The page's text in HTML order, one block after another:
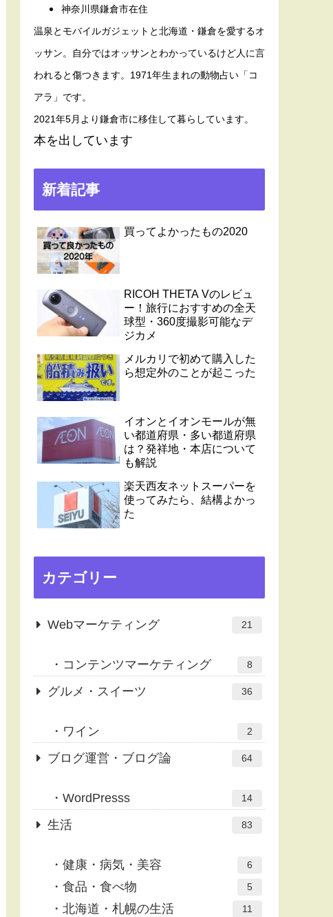
神奈川県鎌倉市在住
温泉とモバイルガジェットと北海道・鎌倉を愛するオ
ッサン。自分ではオッサンとわかっているけど人に言
われると傷つきます。1971年生まれの動物占い「コ
アラ」です。
2021年5月より鎌倉市に移住して暮らしています。
本を出しています
新着記事
買ってよかったもの2020
RICOH THETA Vのレビュ
ー！旅行におすすめの全天
球型・360度撮影可能なデ
ジカメ
メルカリで初めて購入した
ら想定外のことが起こった
イオンとイオンモールが無
い都道府県・多い都道府県
は？発祥地・本店について
も解説
楽天西友ネットスーパーを
使ってみたら、結構よかっ
た
カテゴリー
Webマーケティング 21
コンテンツマーケティング 8
グルメ・スイーツ 36
ワイン 2
ブログ運営・ブログ論 64
WordPresss 14
生活 83
健康・病気・美容 6
食品・食べ物 5
北海道・札幌の生活 11